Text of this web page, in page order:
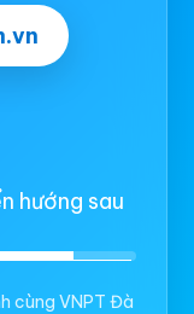
hướng sau
cùng VNPT Đà